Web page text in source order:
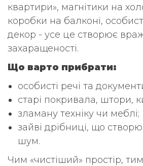
квартири», магнітики на
коробки на балконі,
декор - усе це створює
захаращеності.
Що варто прибрати:
особисті речі та
старі покривала, штори,
зламану техніку чи меблі;
зайві дрібниці, що
шум.
Чим «чистіший» простір,